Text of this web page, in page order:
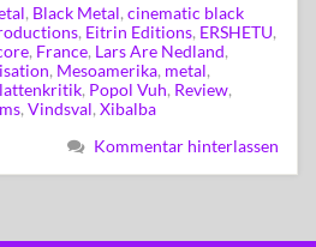
, Black Metal, cinematic black
, Eitrin Editions, ERSHETU,
, France, Lars Are Nedland,
, Mesoamerika, metal,
, Popol Vuh, Review,
, Vindsval, Xibalba
Kommentar hinterlassen